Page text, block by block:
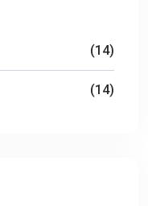
(14)
(14)